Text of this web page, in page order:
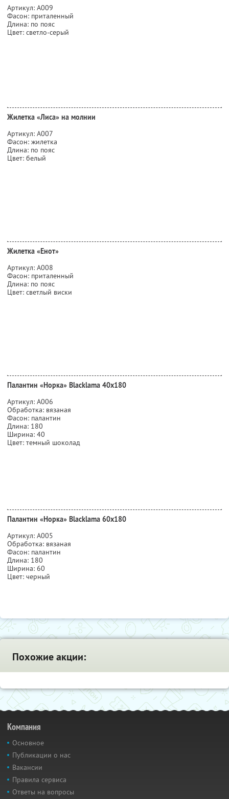
Артикул: А009
Фасон: приталенный
Длина: по пояс
Цвет: светло-серый
Жилетка «Лиса» на молнии
Артикул: А007
Фасон: жилетка
Длина: по пояс
Цвет: белый
Жилетка «Енот»
Артикул: А008
Фасон: приталенный
Длина: по пояс
Цвет: светлый виски
Палантин «Норка» Blacklama 40х180
Артикул: А006
Обработка: вязаная
Фасон: палантин
Длина: 180
Ширина: 40
Цвет: темный шоколад
Палантин «Норка» Blacklama 60х180
Артикул: А005
Обработка: вязаная
Фасон: палантин
Длина: 180
Ширина: 60
Цвет: черный
Похожие акции:
Компания
Основное
Публикации о нас
Вакансии
Правила сервиса
Ответы на вопросы